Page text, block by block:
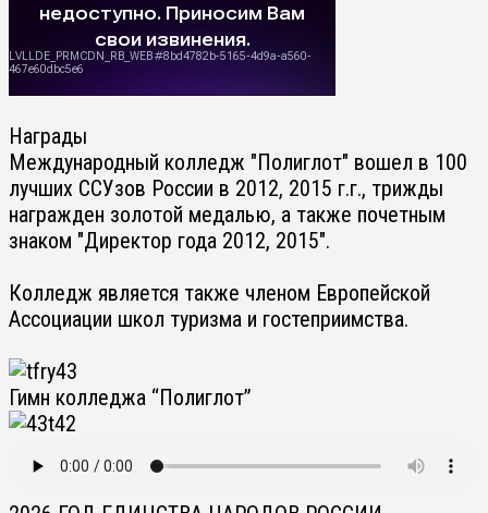
Награды
Международный колледж "Полиглот" вошел в 100
лучших ССУзов России в 2012, 2015 г.г., трижды
награжден золотой медалью, а также почетным
знаком "Директор года 2012, 2015".
Колледж является также членом Европейской
Ассоциации школ туризма и гостеприимства.
Гимн колледжа “Полиглот”